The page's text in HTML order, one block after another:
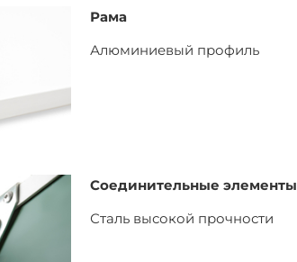
Рама
Алюминиевый профиль
Соединительные элементы
Сталь высокой прочности